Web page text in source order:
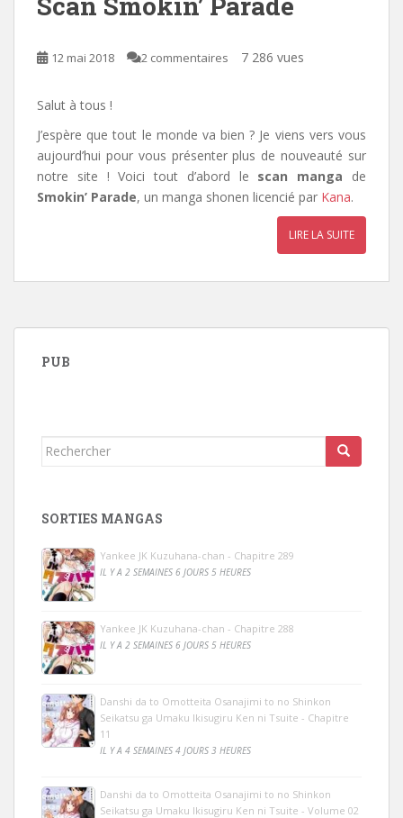
12 mai 2018 2 commentaires 7 286 vues
Salut à tous !
J’espère que tout le monde va bien ? Je viens vers vous
aujourd’hui pour vous présenter plus de nouveauté sur
notre site ! Voici tout d’abord le scan manga de
Smokin’ Parade, un manga shonen licencié par Kana.
LIRE LA SUITE
PUB
Rechercher...
SORTIES MANGAS
Yankee JK Kuzuhana-chan - Chapitre 289
IL Y A 2 SEMAINES 6 JOURS 5 HEURES
Yankee JK Kuzuhana-chan - Chapitre 288
IL Y A 2 SEMAINES 6 JOURS 5 HEURES
Danshi da to Omotteita Osanajimi to no Shinkon
Seikatsu ga Umaku Ikisugiru Ken ni Tsuite - Chapitre
11
IL Y A 4 SEMAINES 4 JOURS 3 HEURES
Danshi da to Omotteita Osanajimi to no Shinkon
Seikatsu ga Umaku Ikisugiru Ken ni Tsuite - Volume 02